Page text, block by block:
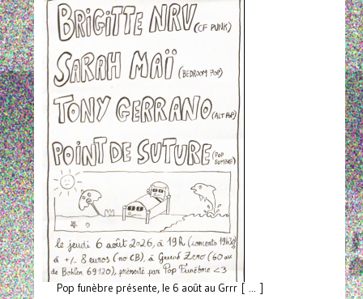
Pop funèbre présente, le 6 août au Grrr [ ... ]